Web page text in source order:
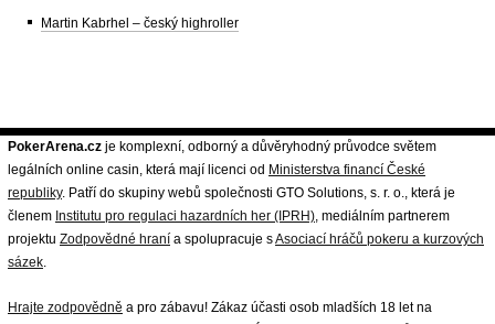
Martin Kabrhel – český highroller
PokerArena.cz je komplexní, odborný a důvěryhodný průvodce světem
legálních online casin, která mají licenci od Ministerstva financí České
republiky. Patří do skupiny webů společnosti GTO Solutions, s. r. o., která je
členem Institutu pro regulaci hazardních her (IPRH), mediálním partnerem
projektu Zodpovědné hraní a spolupracuje sAsociací hráčů pokeru a kurzových
sázek.
Hrajte zodpovědně a pro zábavu! Zákaz účasti osob mladších 18 let na